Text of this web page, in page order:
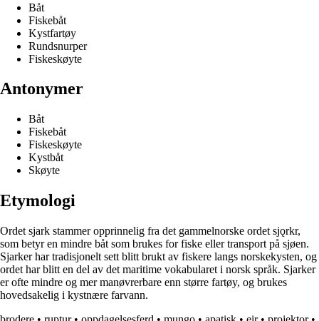
Båt
Fiskebåt
Kystfartøy
Rundsnurper
Fiskeskøyte
Antonymer
Båt
Fiskebåt
Fiskeskøyte
Kystbåt
Skøyte
Etymologi
Ordet sjark stammer opprinnelig fra det gammelnorske ordet sjǫrkr,
som betyr en mindre båt som brukes for fiske eller transport på sjøen.
Sjarker har tradisjonelt sett blitt brukt av fiskere langs norskekysten, og
ordet har blitt en del av det maritime vokabularet i norsk språk. Sjarker
er ofte mindre og mer manøvrerbare enn større fartøy, og brukes
hovedsakelig i kystnære farvann.